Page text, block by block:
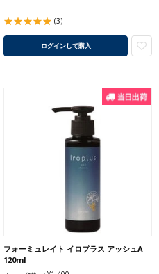
(3)
ログインして購入
フォーミュレイト イロプラス アッシュA
120ml